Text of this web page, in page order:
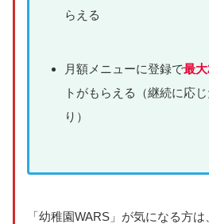
らえる
月額メニューに登録で最
トがもらえる（継続に応
り）
「幼稚園WARS」が気になる方